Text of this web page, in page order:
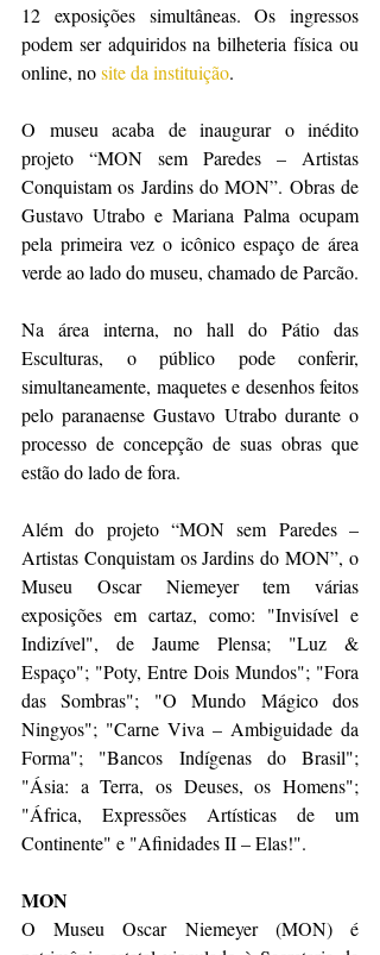
12 exposições simultâneas. Os ingressos
podem ser adquiridos na bilheteria física ou
online, no site da instituição.
O museu acaba de inaugurar o inédito
projeto “MON sem Paredes – Artistas
Conquistam os Jardins do MON”. Obras de
Gustavo Utrabo e Mariana Palma ocupam
pela primeira vez o icônico espaço de área
verde ao lado do museu, chamado de Parcão.
Na área interna, no hall do Pátio das
Esculturas, o público pode conferir,
simultaneamente, maquetes e desenhos feitos
pelo paranaense Gustavo Utrabo durante o
processo de concepção de suas obras que
estão do lado de fora.
Além do projeto “MON sem Paredes –
Artistas Conquistam os Jardins do MON”, o
Museu Oscar Niemeyer tem várias
exposições em cartaz, como: "Invisível e
Indizível", de Jaume Plensa; "Luz &
Espaço"; "Poty, Entre Dois Mundos"; "Fora
das Sombras"; "O Mundo Mágico dos
Ningyos"; "Carne Viva – Ambiguidade da
Forma"; "Bancos Indígenas do Brasil";
"Ásia: a Terra, os Deuses, os Homens";
"África, Expressões Artísticas de um
Continente" e "Afinidades II – Elas!".
MON
O Museu Oscar Niemeyer (MON) é